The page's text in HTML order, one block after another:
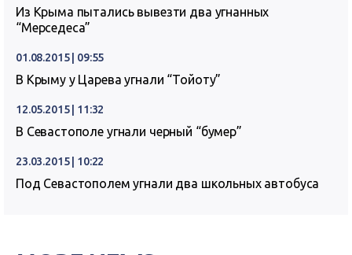
Из Крыма пытались вывезти два угнанных
“Мерседеса”
01.08.2015 | 09:55
В Крыму у Царева угнали “Тойоту”
12.05.2015 | 11:32
В Севастополе угнали черный “бумер”
23.03.2015 | 10:22
Под Севастополем угнали два школьных автобуса